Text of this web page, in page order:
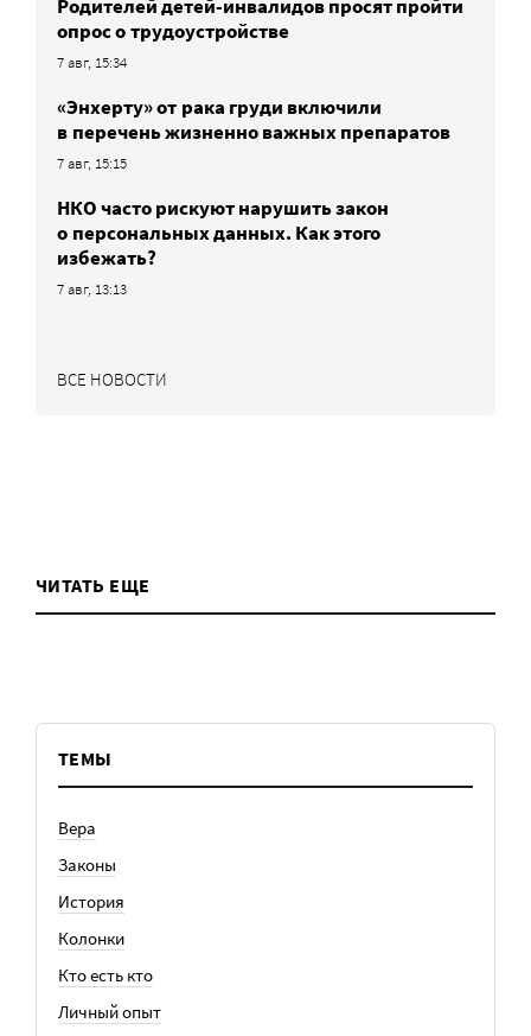
Родителей детей-инвалидов просят пройти
опрос о трудоустройстве
7 авг, 15:34
«Энхерту» от рака груди включили
в перечень жизненно важных препаратов
7 авг, 15:15
НКО часто рискуют нарушить закон
о персональных данных. Как этого
избежать?
7 авг, 13:13
ВСЕ НОВОСТИ
ЧИТАТЬ ЕЩЕ
ТЕМЫ
Вера
Законы
История
Колонки
Кто есть кто
Личный опыт